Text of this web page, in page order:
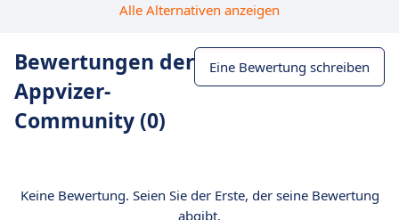
Alle Alternativen anzeigen
Bewertungen der
Appvizer-
Community (0)
Eine Bewertung schreiben
Keine Bewertung. Seien Sie der Erste, der seine Bewertung
abgibt.